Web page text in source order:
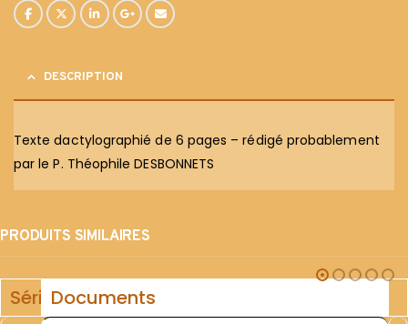
DESCRIPTION
Texte dactylographié de 6 pages – rédigé probablement
par le P. Théophile DESBONNETS
PRODUITS SIMILAIRES
SérieDocuments